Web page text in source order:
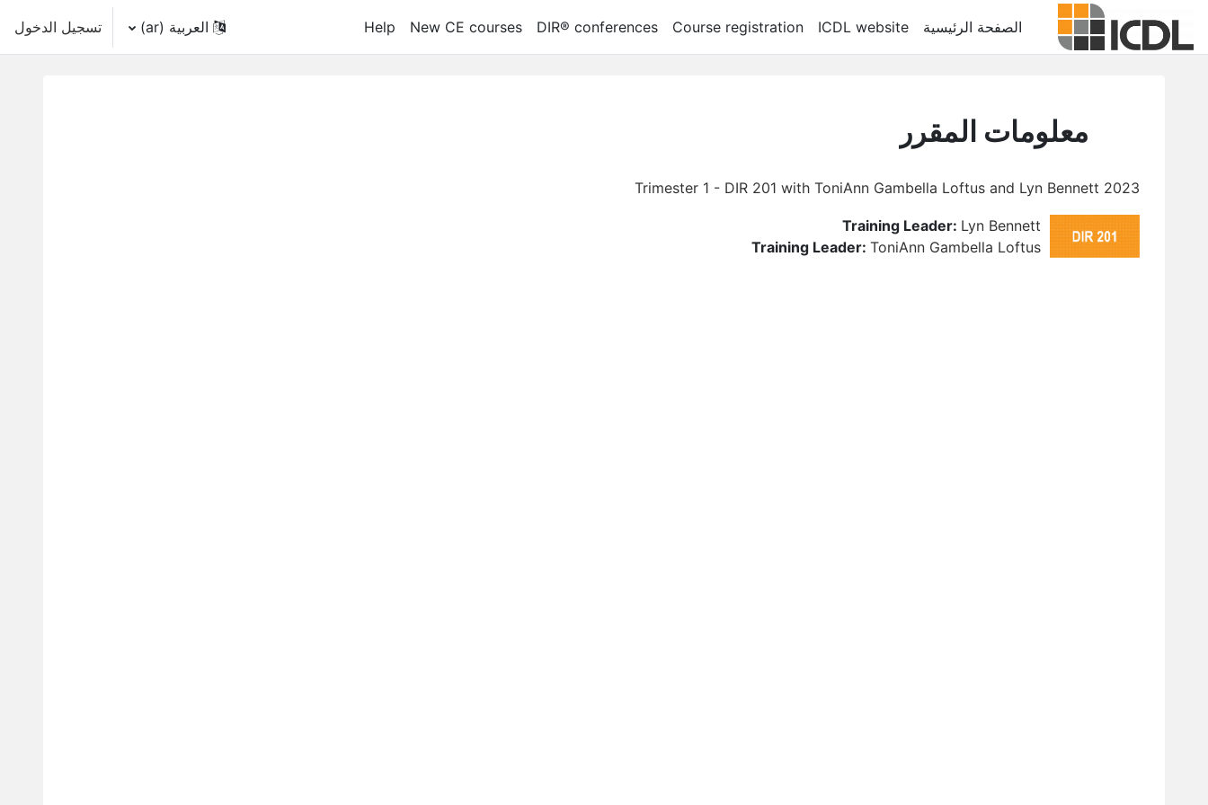
تخطى إلى المحتوى الرئيسي
الصفحة الرئيسية
ICDL website
Course registration
DIR® conferences
New CE courses
Help العربية ‎(ar)‎ تسجيل الدخول
معلومات المقرر
2023 Trimester 1 - DIR 201 with ToniAnn Gambella Loftus and Lyn Bennett
Training Leader: Lyn Bennett
Training Leader: ToniAnn Gambella Loftus